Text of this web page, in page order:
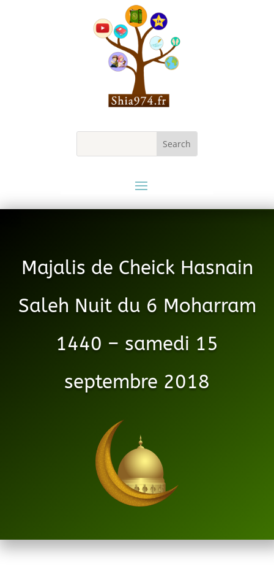
Majalis de Cheick Hasnain
Saleh Nuit du 6 Moharram
1440 – samedi 15
septembre 2018